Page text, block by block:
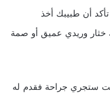
أن طبيبك أخذ
خثار وريدي عميق أو صمة
ستجري جراحة فقدم له